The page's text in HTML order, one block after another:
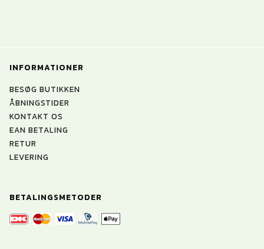
INFORMATIONER
BESØG BUTIKKEN
ÅBNINGSTIDER
KONTAKT OS
EAN BETALING
RETUR
LEVERING
BETALINGSMETODER